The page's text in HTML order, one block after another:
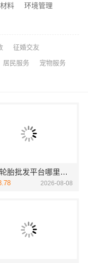
料
环境管理
征婚交友
居民服务 宠物服务
国内轮胎批发平台哪里买，湖北腾冠畅华中地区优选
2026-08-08